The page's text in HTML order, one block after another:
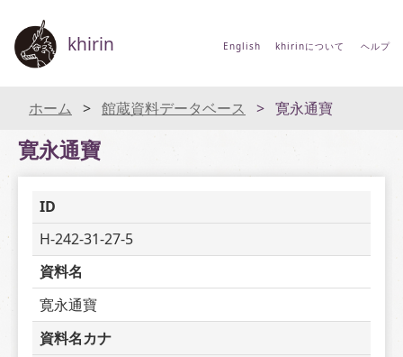
khirin English khirinについて ヘルプ
ホーム 館蔵資料データベース 寛永通寶
寛永通寶
ID
H-242-31-27-5
資料名
寛永通寶
資料名カナ